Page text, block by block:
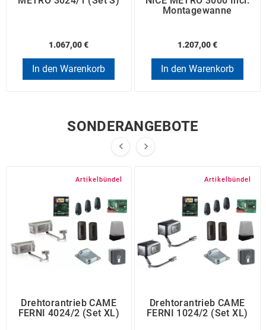
1.067,00 €
In den Warenkorb
Montagewanne
1.207,00 €
In den Warenkorb
SONDERANGEBOTE
 
Artikelbündel
Drehtorantrieb CAME
FERNI 4024/2 (Set XL)
Artikelbündel
Drehtorantrieb CAME
FERNI 1024/2 (Set XL)